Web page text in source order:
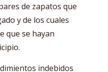
de zapatos que
y de los cuales
que se hayan
indebidos